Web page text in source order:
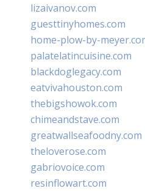
lizaivanov.com
guesttinyhomes.com
home-plow-by-
palatelatincuisine.com
blackdoglegacy.com
eatvivahouston.com
thebigshowok.com
chimeandstave.com
greatwallseafoodny.com
theloverose.com
gabriovoice.com
resinflowart.com